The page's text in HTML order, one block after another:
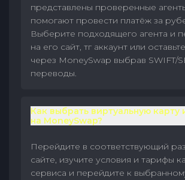
представлены проверенные
помогают провести платёж за
Выберите подходящего агента и
на его сайт, тг аккаунт или
через MoneySwap выбрав SWIFT/
переводы.
Как выбрать виртуальную карту
на MoneySwap?
Перейдите в соответствующий
сайте, изучите условия и тарифы
сервиса и перейдите к